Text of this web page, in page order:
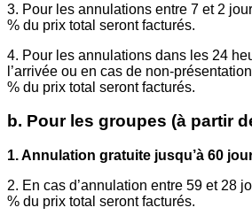
3. Pour les annulations entre 7 et 2
% du prix total seront facturés.
4. Pour les annulations dans les 24
l’arrivée ou en cas de non-
% du prix total seront facturés.
b. Pour les groupes (à partir
1. Annulation gratuite jusqu’à 60
2. En cas d’annulation entre 59 et 28
% du prix total seront facturés.